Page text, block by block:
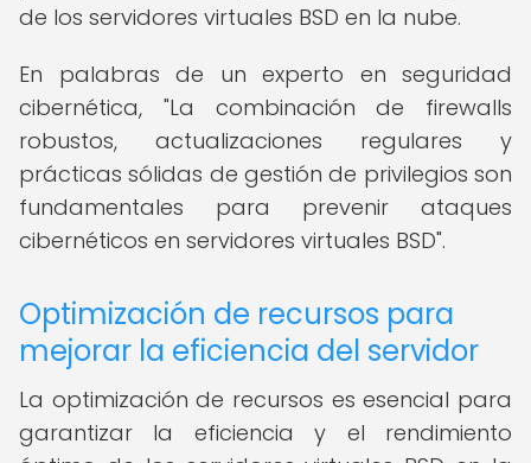
de los servidores virtuales BSD en la nube.
En palabras de un experto en seguridad
cibernética, "La combinación de firewalls
robustos, actualizaciones regulares y
prácticas sólidas de gestión de privilegios son
fundamentales para prevenir ataques
cibernéticos en servidores virtuales BSD".
Optimización de recursos para
mejorar la eficiencia del servidor
La optimización de recursos es esencial para
garantizar la eficiencia y el rendimiento